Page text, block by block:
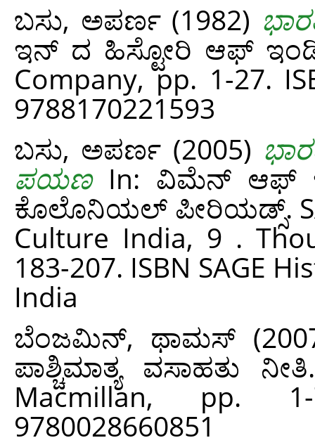
ಬಸು, ಅಪರ್ಣ(1982)
ಇನ್ ದ ಹಿಸ್ಟೋರಿ ಆಫ್
Company, pp. 1-27.
9788170221593
ಬಸು, ಅಪರ್ಣ (2005)
ಪಯಣIn: ವಿಮೆನ್ ಆಫ್
ಕೊಲೊನಿಯಲ್ ಪೀರಿಯಡ್ಸ್.
Culture India, 9 .
183-207. ISBN SAGE
India
ಬೆಂಜಮಿನ್, ಥಾಮಸ್
ಪಾಶ್ಚಿಮಾತ್ಯ ವಸಾಹತು
Macmillan, pp. 1-
9780028660851